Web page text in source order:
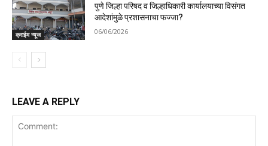
क्राईम न्यूज
पुणे जिल्हा परिषद व जिल्हाधिकारी कार्यालयाच्या विसंगत
आदेशांमुळे प्रशासनाचा फज्जा?
06/06/2026
LEAVE A REPLY